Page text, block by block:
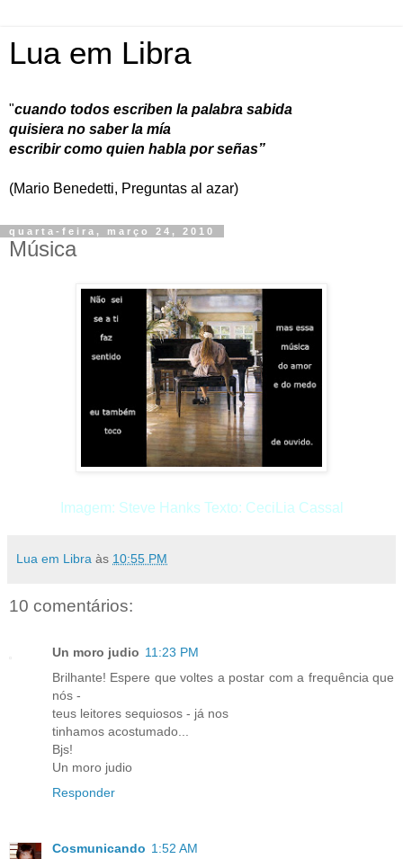
Lua em Libra
"cuando todos escriben la palabra sabida
quisiera no saber la mía
escribir como quien habla por señas”
(Mario Benedetti, Preguntas al azar)
quarta-feira, março 24, 2010
Música
Imagem: Steve Hanks Texto: CeciLia Cassal
Lua em Libra às 10:55 PM
10 comentários:
Un moro judio 11:23 PM
Brilhante! Espere que voltes a postar com a frequência que
nós -
teus leitores sequiosos - já nos
tinhamos acostumado...
Bjs!
Un moro judio
Responder
Cosmunicando 1:52 AM